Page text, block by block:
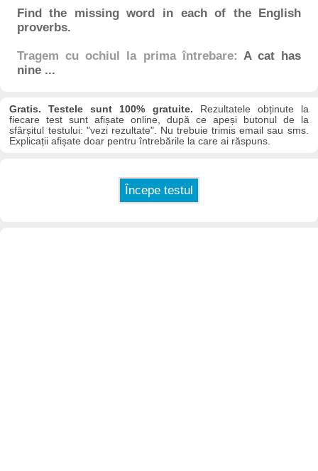
Find the missing word in each of the English
proverbs.
Tragem cu ochiul la prima întrebare: A cat has
nine ...
Gratis. Testele sunt 100% gratuite. Rezultatele obținute la
fiecare test sunt afișate online, după ce apeși butonul de la
sfârșitul testului: "vezi rezultate". Nu trebuie trimis email sau sms.
Explicații afișate doar pentru întrebările la care ai răspuns.